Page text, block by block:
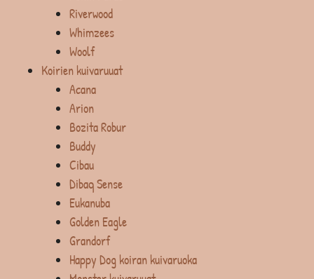
Riverwood
Whimzees
Woolf
Koirien kuivaruuat
Acana
Arion
Bozita Robur
Buddy
Cibau
Dibaq Sense
Eukanuba
Golden Eagle
Grandorf
Happy Dog koiran kuivaruoka